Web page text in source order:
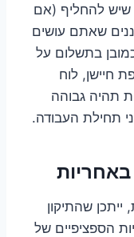
שיש להחליף (אם
שאתם עושים
בתשלום על
חיישן, לוח
תהיה גבוהה
תחילת העבודה.
שהתיקון
הספציפיים של